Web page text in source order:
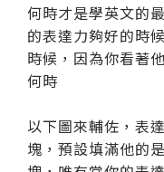
何時才是學英文的
的表達力夠好的時
時候，因為你看著
何時
以下圖來輔佐，表
塊，預設填滿他的